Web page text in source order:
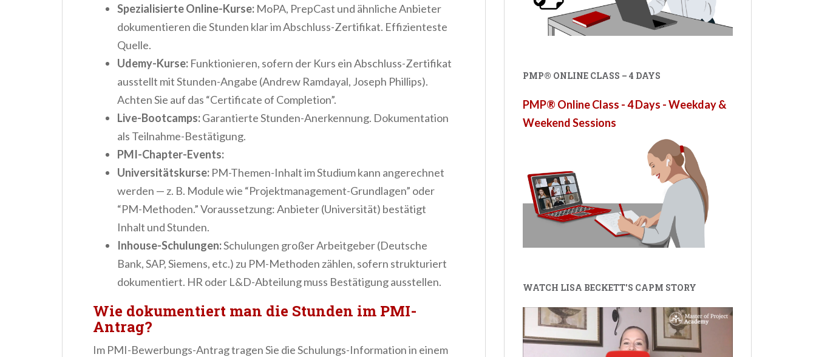
Spezialisierte Online-Kurse: MoPA, PrepCast und ähnliche Anbieter
dokumentieren die Stunden klar im Abschluss-Zertifikat. Effizienteste
Quelle.
Udemy-Kurse: Funktionieren, sofern der Kurs ein Abschluss-Zertifikat
ausstellt mit Stunden-Angabe (Andrew Ramdayal, Joseph Phillips).
Achten Sie auf das “Certificate of Completion”.
Live-Bootcamps:Garantierte Stunden-Anerkennung. Dokumentation
als Teilnahme-Bestätigung.
PMI-Chapter-Events:
Universitätskurse: PM-Themen-Inhalt im Studium kann angerechnet
werden — z. B. Module wie “Projektmanagement-Grundlagen” oder
“PM-Methoden.” Voraussetzung: Anbieter (Universität) bestätigt
Inhalt und Stunden.
Inhouse-Schulungen:Schulungen großer Arbeitgeber (Deutsche
Bank, SAP, Siemens, etc.) zu PM-Methoden zählen, sofern strukturiert
dokumentiert. HR oder L&D-Abteilung muss Bestätigung ausstellen.
Wie dokumentiert man die Stunden im PMI-
Antrag?
Im PMI-Bewerbungs-Antrag tragen Sie die Schulungs-Information in einem
PMP® ONLINE CLASS – 4 DAYS
PMP® Online Class - 4 Days - Weekday &
Weekend Sessions
WATCH LISA BECKETT'S CAPM STORY